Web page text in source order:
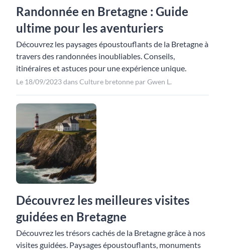
Randonnée en Bretagne : Guide
ultime pour les aventuriers
Découvrez les paysages époustouflants de la Bretagne à
travers des randonnées inoubliables. Conseils,
itinéraires et astuces pour une expérience unique.
Le 18/09/2023 dans Culture bretonne par Gwen L.
Découvrez les meilleures visites
guidées en Bretagne
Découvrez les trésors cachés de la Bretagne grâce à nos
visites guidées. Paysages époustouflants, monuments